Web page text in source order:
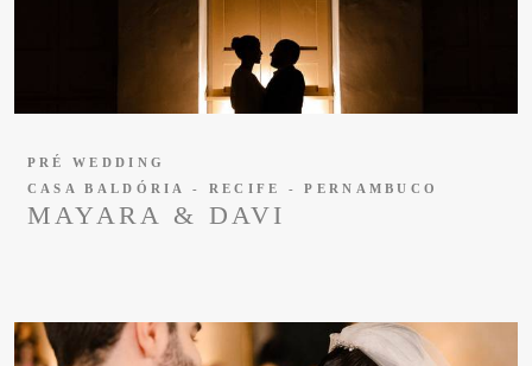
MAYARA & DAVI
PRÉ WEDDING
CASA BALDÓRIA - RECIFE - PERNAMBUCO